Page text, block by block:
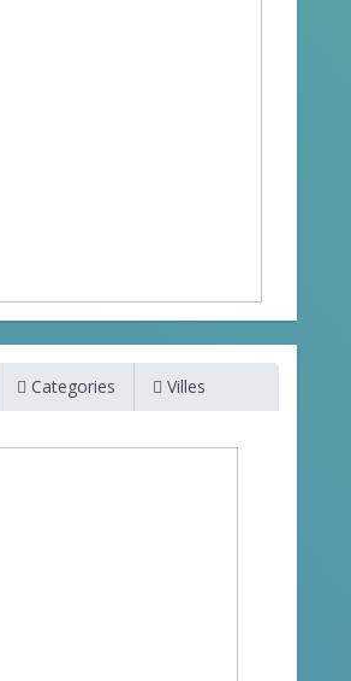
Categories Villes